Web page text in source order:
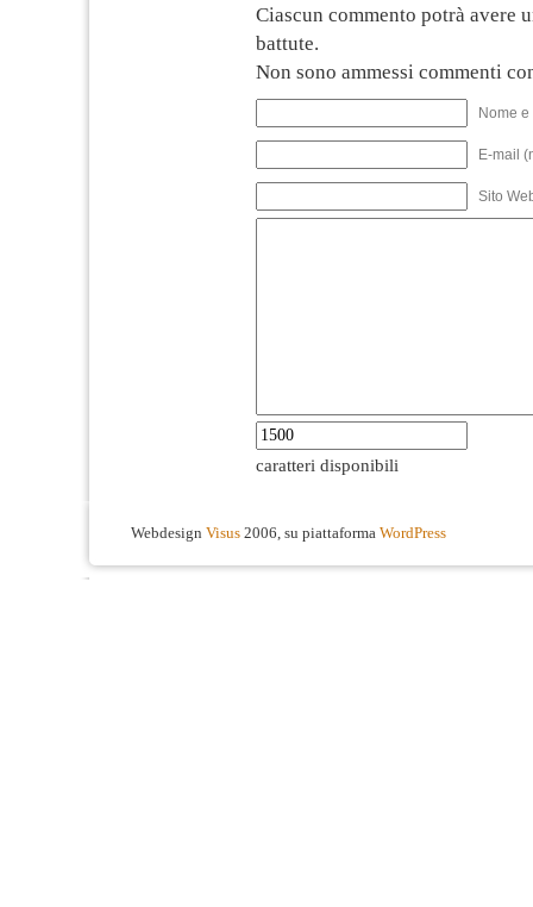
Ciascun commento potrà avere
battute.
Non sono ammessi commenti
Nome
E-mail
Sito
caratteri disponibili
Webdesign Visus 2006, su piattaforma WordPress